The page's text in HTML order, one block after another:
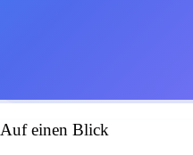
Auf einen Blick